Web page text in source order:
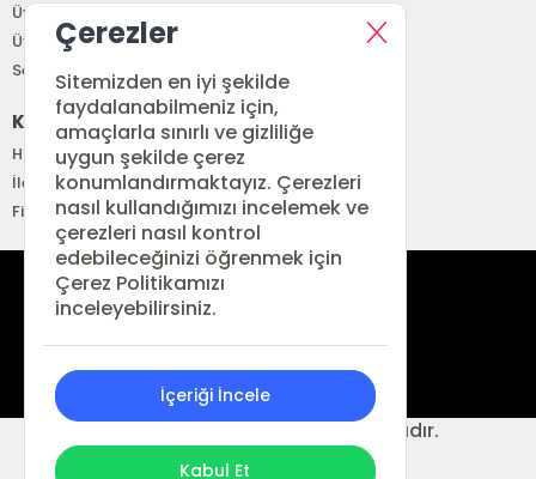
Üye Girişi
Üye Ol
Sepetim
KURUMSAL
Hakkımızda
İletişim
Fiyat Listesi
siparis@renkitap.com
© 2026 Ren Kitap. Her hakkı saklıdır.
Tasarım & Uygulama
Çerezler
Sitemizden en iyi şekilde
faydalanabilmeniz için,
amaçlarla sınırlı ve gizliliğe
uygun şekilde çerez
konumlandırmaktayız. Çerezleri
nasıl kullandığımızı incelemek ve
çerezleri nasıl kontrol
edebileceğinizi öğrenmek için
Çerez Politikamızı
inceleyebilirsiniz.
İçeriği İncele
Kabul Et